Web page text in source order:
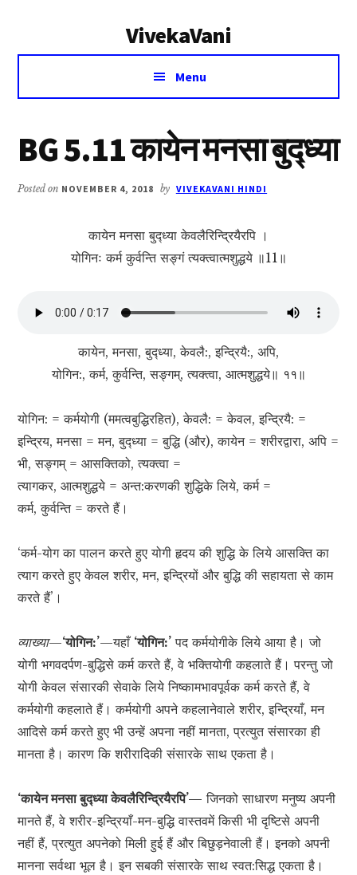
VivekaVani
Voice
Vivekananda
Menu
BG 5.11 कायेन मनसा बुद्ध्या
Posted on NOVEMBER 4, 2018 by VIVEKAVANI HINDI
कायेन मनसा बुद्ध्या केवलैरिन्द्रियैरपि ।
योगिनः कर्म कुर्वन्ति सङ्गं त्यक्त्वात्मशुद्धये ॥11॥
कायेन, मनसा, बुद्‍ध्‍या, केवलै:, इन्द्रियै:, अपि,
योगिन:, कर्म, कुर्वन्ति, सङ्गम्, त्यक्त्वा, आत्मशुद्धये॥ ११॥
योगिन: = कर्मयोगी (ममत्वबुद्धिरहित), केवलै: = केवल, इन्द्रियै: =
इन्द्रिय, मनसा = मन, बुद्‍ध्‍या = बुद्धि (और), कायेन = शरीरद्वारा, अपि =
भी, सङ्गम् = आसक्तिको, त्यक्त्वा =
त्यागकर, आत्मशुद्धये = अन्त:करणकी शुद्धिके लिये, कर्म =
कर्म, कुर्वन्ति = करते हैं।
‘कर्म-योग का पालन करते हुए योगी हृदय की शुद्धि के लिये आसक्ति का
त्याग करते हुए केवल शरीर, मन, इन्द्रियों और बुद्धि की सहायता से काम
करते हैं’।
व्याख्या—‘योगिन:’—यहाँ ‘योगिन:’ पद कर्मयोगीके लिये आया है। जो
योगी भगवदर्पण-बुद्धिसे कर्म करते हैं, वे भक्तियोगी कहलाते हैं। परन्तु जो
योगी केवल संसारकी सेवाके लिये निष्कामभावपूर्वक कर्म करते हैं, वे
कर्मयोगी कहलाते हैं। कर्मयोगी अपने कहलानेवाले शरीर, इन्द्रियाँ, मन
आदिसे कर्म करते हुए भी उन्हें अपना नहीं मानता, प्रत्युत संसारका ही
मानता है। कारण कि शरीरादिकी संसारके साथ एकता है।
‘कायेन मनसाबुद्‍ध्याकेवलैरिन्द्रियैरपि’— जिनको साधारण मनुष्य अपनी
मानते हैं, वे शरीर-इन्द्रियाँ-मन-बुद्धि वास्तवमें किसी भी दृष्टिसे अपनी
नहीं हैं, प्रत्युत अपनेको मिली हुई हैं और बिछुड़नेवाली हैं। इनको अपनी
मानना सर्वथा भूल है। इन सबकी संसारके साथ स्वत:सिद्ध एकता है।